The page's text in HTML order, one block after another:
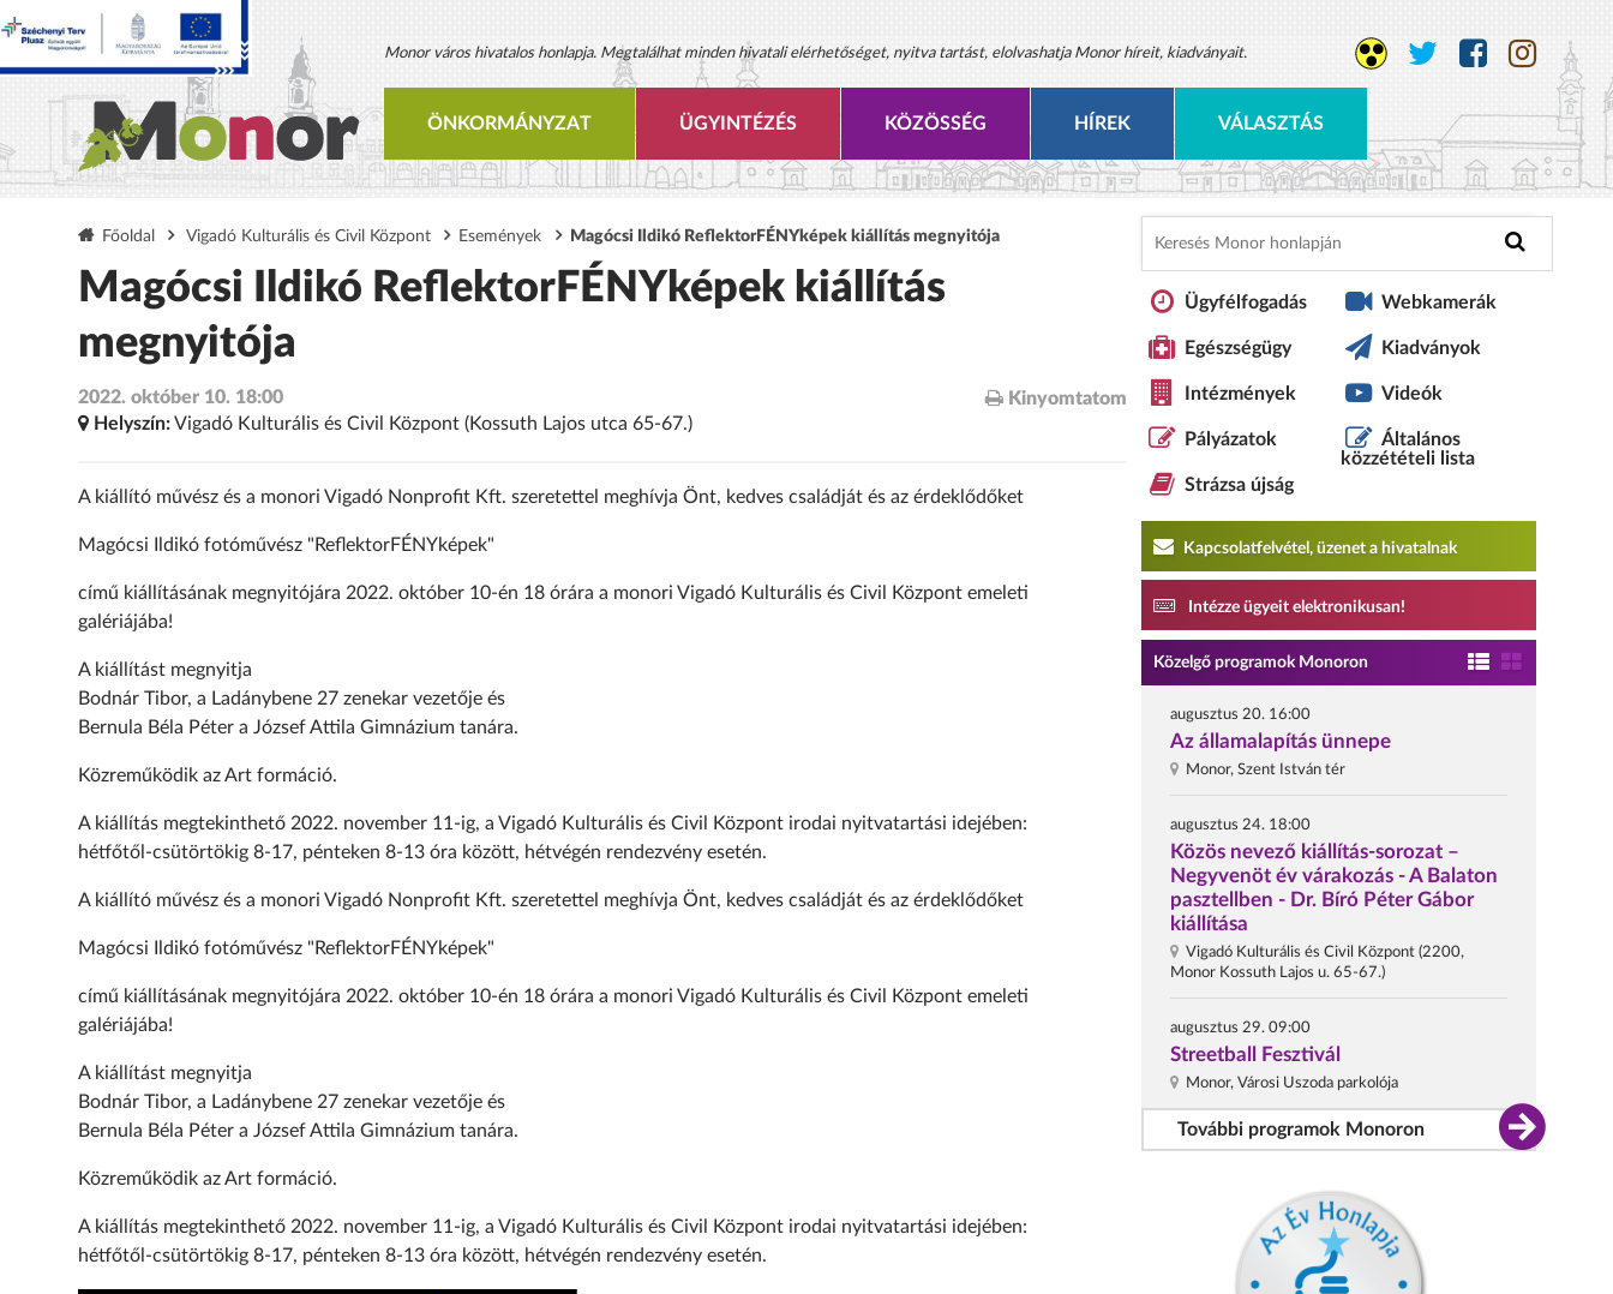
Monor város hivatalos honlapja. Megtalálhat minden hivatali elérhetőséget, nyitva tartást, elolvashatja Monor híreit, kiadványait.
ÖNKORMÁNYZAT ÜGYINTÉZÉS KÖZÖSSÉG HÍREK VÁLASZTÁS
Főoldal Vigadó Kulturális és Civil Központ Események Magócsi Ildikó ReflektorFÉNYképek kiállítás megnyitója
Magócsi Ildikó ReflektorFÉNYképek kiállítás
megnyitója
2022. október 10. 18:00
Helyszín:Vigadó Kulturális és Civil Központ (Kossuth Lajos utca 65-67.)
Kinyomtatom
A kiállító művész és a monori Vigadó Nonprofit Kft. szeretettel meghívja Önt, kedves családját és az érdeklődőket
Magócsi Ildikó fotóművész "ReflektorFÉNYképek"
című kiállításának megnyitójára 2022. október 10-én 18 órára a monori Vigadó Kulturális és Civil Központ emeleti
galériájába!
A kiállítást megnyitja
Bodnár Tibor, a Ladánybene 27 zenekar vezetője és
Bernula Béla Péter a József Attila Gimnázium tanára.
Közreműködik az Art formáció.
A kiállítás megtekinthető 2022. november 11-ig, a Vigadó Kulturális és Civil Központ irodai nyitvatartási idejében:
hétfőtől-csütörtökig 8-17, pénteken 8-13 óra között, hétvégén rendezvény esetén.
A kiállító művész és a monori Vigadó Nonprofit Kft. szeretettel meghívja Önt, kedves családját és az érdeklődőket
Magócsi Ildikó fotóművész "ReflektorFÉNYképek"
című kiállításának megnyitójára 2022. október 10-én 18 órára a monori Vigadó Kulturális és Civil Központ emeleti
galériájába!
A kiállítást megnyitja
Bodnár Tibor, a Ladánybene 27 zenekar vezetője és
Bernula Béla Péter a József Attila Gimnázium tanára.
Közreműködik az Art formáció.
A kiállítás megtekinthető 2022. november 11-ig, a Vigadó Kulturális és Civil Központ irodai nyitvatartási idejében:
hétfőtől-csütörtökig 8-17, pénteken 8-13 óra között, hétvégén rendezvény esetén.
Ügyfélfogadás
Egészségügy
Intézmények
Pályázatok
Strázsa újság
Webkamerák
Kiadványok
Videók
Általános
közzétételi lista
Kapcsolatfelvétel, üzenet a hivatalnak
Intézze ügyeit elektronikusan!
Közelgő programok Monoron
augusztus 20. 16:00
Az államalapítás ünnepe
Monor, Szent István tér
augusztus 24. 18:00
Közös nevező kiállítás-sorozat –
Negyvenöt év várakozás - A Balaton
pasztellben - Dr. Bíró Péter Gábor
kiállítása
Vigadó Kulturális és Civil Központ (2200,
Monor Kossuth Lajos u. 65-67.)
augusztus 29. 09:00
Streetball Fesztivál
Monor, Városi Uszoda parkolója
További programok Monoron